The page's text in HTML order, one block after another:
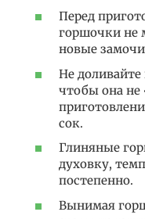
Перед
горшочки не
новые
Не
чтобы она не
сок.
Глиняные
духовку,
постепенно.
Вынимая